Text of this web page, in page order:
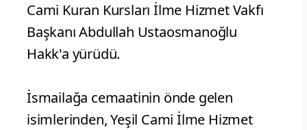
Cami Kuran Kursları İlme Hizmet Vakfı
Başkanı Abdullah Ustaosmanoğlu
Hakk'a yürüdü.
İsmailağa cemaatinin önde gelen
isimlerinden, Yeşil Cami İlme Hizmet